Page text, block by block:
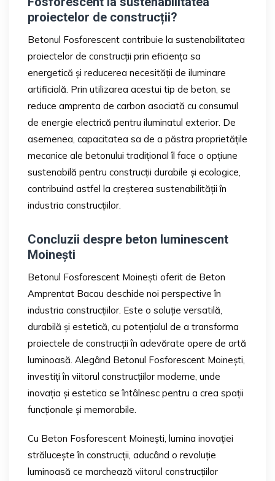
proiectelor de construcții?
Betonul Fosforescent contribuie la sustenabilitatea
proiectelor de construcții prin eficiența sa
energetică și reducerea necesității de iluminare
artificială. Prin utilizarea acestui tip de beton, se
reduce amprenta de carbon asociată cu consumul
de energie electrică pentru iluminatul exterior. De
asemenea, capacitatea sa de a păstra proprietățile
mecanice ale betonului tradițional îl face o opțiune
sustenabilă pentru construcții durabile și ecologice,
contribuind astfel la creșterea sustenabilității în
industria construcțiilor.
Concluzii despre beton luminescent
Moinești
Betonul Fosforescent Moinești oferit de Beton
Amprentat Bacau deschide noi perspective în
industria construcțiilor. Este o soluție versatilă,
durabilă și estetică, cu potențialul de a transforma
proiectele de construcții în adevărate opere de artă
luminoasă. Alegând Betonul Fosforescent Moinești,
investiți în viitorul construcțiilor moderne, unde
inovația și estetica se întâlnesc pentru a crea spații
funcționale și memorabile.
Cu Beton Fosforescent Moinești, lumina inovației
strălucește în construcții, aducând o revoluție
luminoasă ce marchează viitorul construcțiilor